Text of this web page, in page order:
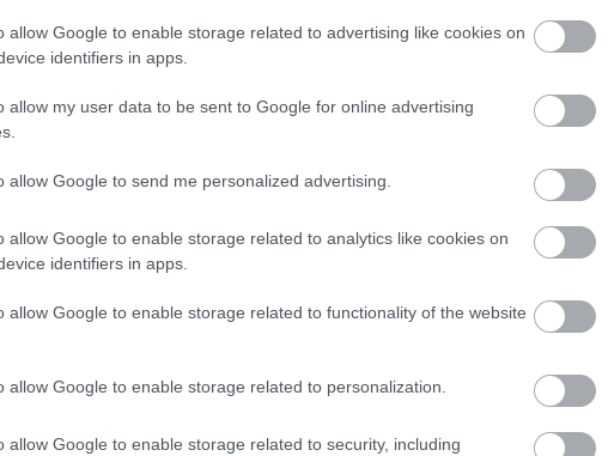
allow Google to enable storage related to advertising like cookies on
identifiers in apps.
allow my user data to be sent to Google for online advertising
allow Google to send me personalized advertising.
allow Google to enable storage related to analytics like cookies on
identifiers in apps.
allow Google to enable storage related to functionality of the website
allow Google to enable storage related to personalization.
allow Google to enable storage related to security, including
és legfontosabb lépés a helyszín kiválasztása.
tér, ahol a természetes fény segít a
hogy ne sérüljön a papír vagy a borítók színe.